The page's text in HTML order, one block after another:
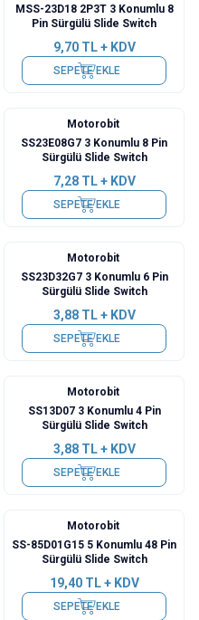
MSS-23D18 2P3T 3 Konumlu 8
Pin Sürgülü Slide Switch
9,70TL + KDV
SEPETE EKLE
Motorobit
SS23E08G7 3 Konumlu 8 Pin
Sürgülü Slide Switch
7,28TL + KDV
SEPETE EKLE
Motorobit
SS23D32G7 3 Konumlu 6 Pin
Sürgülü Slide Switch
3,88TL + KDV
SEPETE EKLE
Motorobit
SS13D07 3 Konumlu 4 Pin
Sürgülü Slide Switch
3,88TL + KDV
SEPETE EKLE
Motorobit
SS-85D01G15 5 Konumlu 48 Pin
Sürgülü Slide Switch
19,40TL + KDV
SEPETE EKLE